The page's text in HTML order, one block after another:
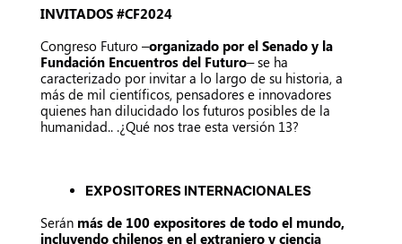
INVITADOS #CF2024
Congreso Futuro –organizado por el Senado y la
Fundación Encuentros del Futuro– se ha
caracterizado por invitar a lo largo de su historia, a
más de mil científicos, pensadores e innovadores
quienes han dilucidado los futuros posibles de la
humanidad.. .¿Qué nos trae esta versión 13?
EXPOSITORES INTERNACIONALES
Serán más de 100 expositores de todo el mundo,
incluyendo chilenos en el extranjero y ciencia